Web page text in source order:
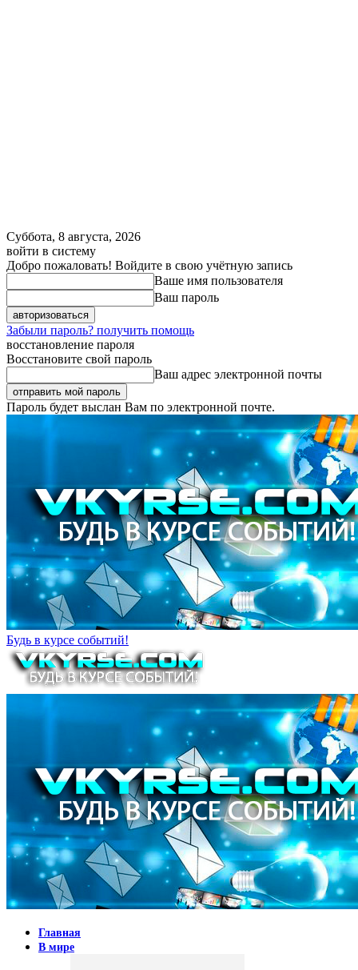
Суббота, 8 августа, 2026
войти в систему
Добро пожаловать! Войдите в свою учётную запись
Ваше имя пользователя
Ваш пароль
Забыли пароль? получить помощь
восстановление пароля
Восстановите свой пароль
Ваш адрес электронной почты
Пароль будет выслан Вам по электронной почте.
Будь в курсе событий!
Главная
В мире